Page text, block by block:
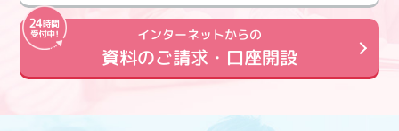
インターネットからの
資料のご請求・口座開設